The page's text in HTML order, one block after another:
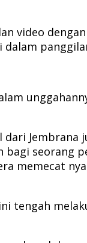
video
dalam
Jembrana
seorang
memecat
tengah